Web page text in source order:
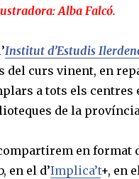
Jordi
Alba Falcó.
Institut d’Estudis
del curs vinent, en
a tots els centres
de la
en format
en el d’Implica’t+, en el